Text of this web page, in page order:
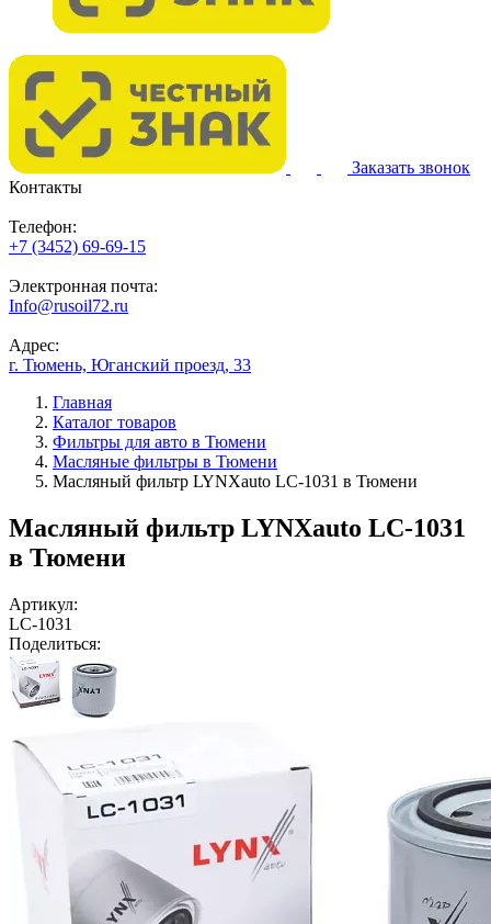
Заказать звонок
Контакты
Телефон:
+7 (3452) 69-69-15
Электронная почта:
Info@rusoil72.ru
Адрес:
г. Тюмень, Юганский проезд, 33
Главная
Каталог товаров
Фильтры для авто в Тюмени
Масляные фильтры в Тюмени
Масляный фильтр LYNXauto LC-1031 в Тюмени
Масляный фильтр LYNXauto LC-1031
в Тюмени
Артикул:
LC-1031
Поделиться: